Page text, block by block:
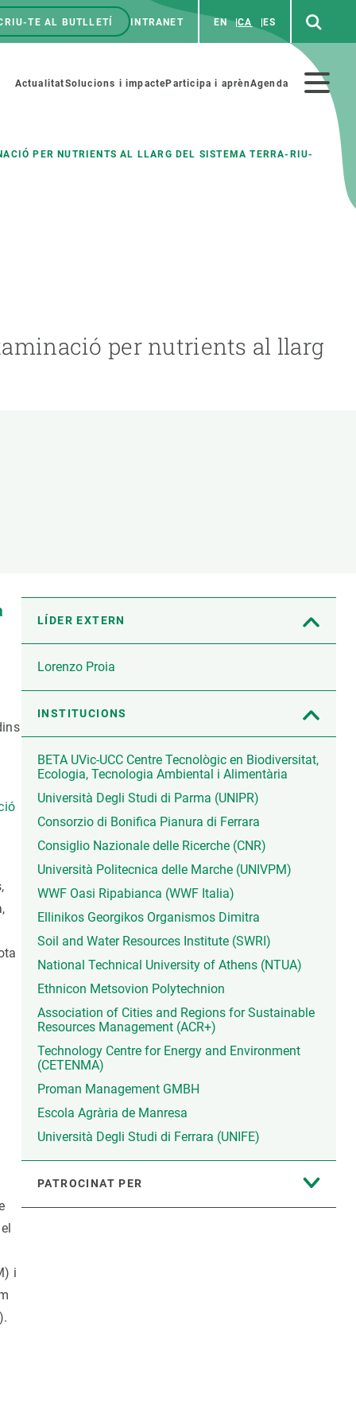
TE AL BUTLLETÍ INTRANET EN CA ES
Menú
secundario
ActualitatSolucions i impacteParticipa i aprènAgenda
PER NUTRIENTS AL LLARG DEL SISTEMA TERRA-RIU-
per nutrients al llarg
LÍDER EXTERN
Lorenzo Proia
INSTITUCIONS
BETA UVic-UCC Centre Tecnològic en Biodiversitat,
Ecologia, Tecnologia Ambiental i Alimentària
Università Degli Studi di Parma (UNIPR)
Consorzio di Bonifica Pianura di Ferrara
Consiglio Nazionale delle Ricerche (CNR)
Università Politecnica delle Marche (UNIVPM)
WWF Oasi Ripabianca (WWF Italia)
Ellinikos Georgikos Organismos Dimitra
Soil and Water Resources Institute (SWRI)
National Technical University of Athens (NTUA)
Ethnicon Metsovion Polytechnion
Association of Cities and Regions for Sustainable
Resources Management (ACR+)
Technology Centre for Energy and Environment
(CETENMA)
Proman Management GMBH
Escola Agrària de Manresa
Università Degli Studi di Ferrara (UNIFE)
PATROCINAT PER
i